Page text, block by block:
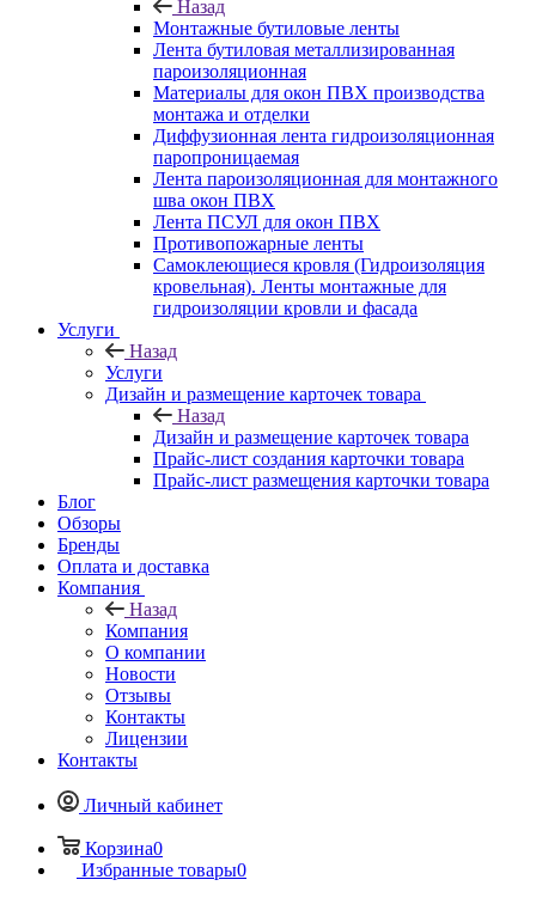
Назад
Монтажные бутиловые ленты
Лента бутиловая металлизированная
пароизоляционная
Материалы для окон ПВХ производства
монтажа и отделки
Диффузионная лента гидроизоляционная
паропроницаемая
Лента пароизоляционная для монтажного
шва окон ПВХ
Лента ПСУЛ для окон ПВХ
Противопожарные ленты
Самоклеющиеся кровля (Гидроизоляция
кровельная). Ленты монтажные для
гидроизоляции кровли и фасада
Услуги
Назад
Услуги
Дизайн и размещение карточек товара
Назад
Дизайн и размещение карточек товара
Прайс-лист создания карточки товара
Прайс-лист размещения карточки товара
Блог
Обзоры
Бренды
Оплата и доставка
Компания
Назад
Компания
О компании
Новости
Отзывы
Контакты
Лицензии
Контакты
Личный кабинет
Корзина0
Избранные товары0